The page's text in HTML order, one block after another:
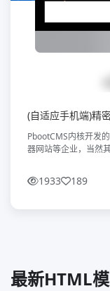
(自适应手机端)精
PbootCMS内核开发
器网站等企业，当然
用！附带测试数
1933 189
最新HTML